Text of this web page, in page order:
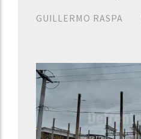
GUILLERMO RASPA